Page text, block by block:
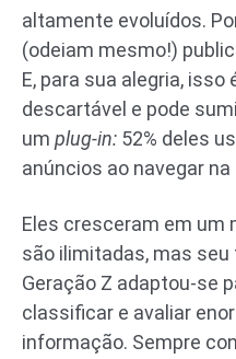
altamente evoluídos.
(odeiam mesmo!)
E, para sua alegria,
descartável e pode
um plug-in: 52% deles
anúncios ao navegar
Eles cresceram em um
são ilimitadas, mas seu
Geração Z adaptou-se
classificar e avaliar
informação. Sempre